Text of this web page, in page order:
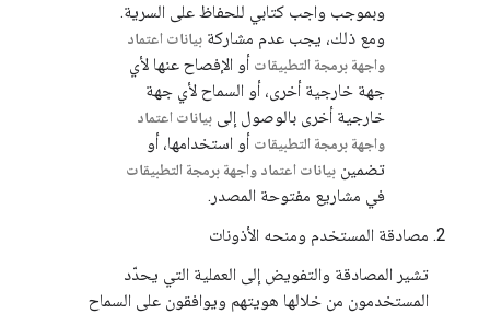
وبموجب واجب كتابي للحفاظ على السرية.
ومع ذلك، يجب عدم مشاركة بيانات اعتماد
واجهة برمجة التطبيقات أو الإفصاح عنها لأي
جهة خارجية أخرى، أو السماح لأي جهة
خارجية أخرى بالوصول إلى بيانات اعتماد
واجهة برمجة التطبيقات أو استخدامها، أو
تضمين بيانات اعتماد واجهة برمجة التطبيقات
في مشاريع مفتوحة المصدر.
مصادقة المستخدم ومنحه الأذونات
تشير المصادقة والتفويض إلى العملية التي يحدّد
المستخدمون من خلالها هويتهم ويوافقون على السماح